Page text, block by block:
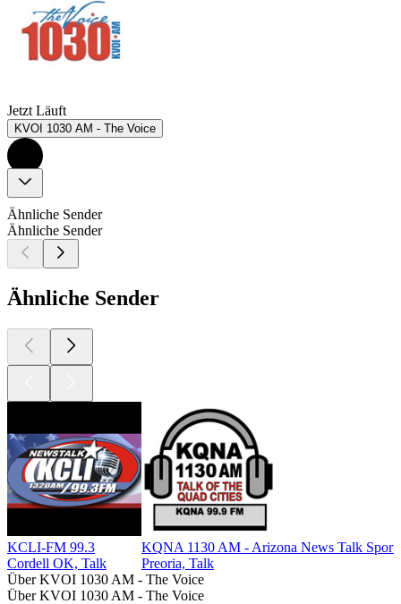
Jetzt Läuft
KVOI 1030 AM - The Voice
Ähnliche Sender
Ähnliche Sender
Ähnliche Sender
KCLI-FM 99.3
Cordell OK, Talk
KQNA 1130 AM - Arizona News Talk Sports
Preoria, Talk
Über KVOI 1030 AM - The Voice
Über KVOI 1030 AM - The Voice